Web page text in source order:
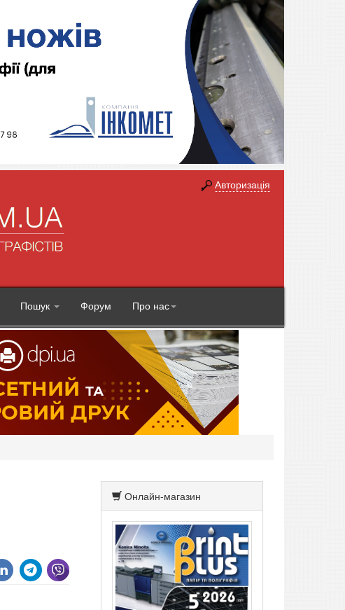
Авторизація
Пошук Форум Про нас
Онлайн-магазин